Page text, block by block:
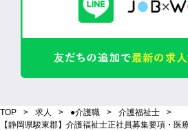
TOP 求人 ●介護職
介護福祉士
【静岡県駿東郡】介護福祉士正社員募集要項・